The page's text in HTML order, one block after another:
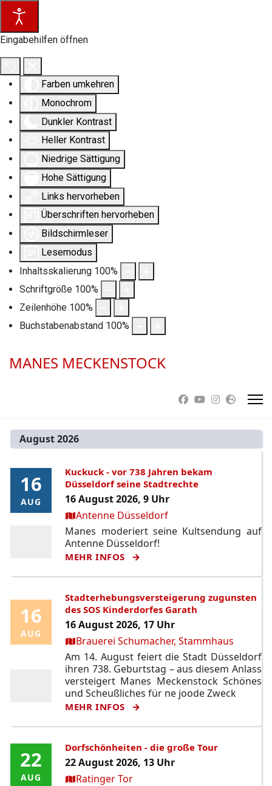
Eingabehilfen öffnen
Farben umkehren
Monochrom
Dunkler Kontrast
Heller Kontrast
Niedrige Sättigung
Hohe Sättigung
Links hervorheben
Überschriften hervorheben
Bildschirmleser
Lesemodus
Inhaltsskalierung 100%
Schriftgröße 100%
Zeilenhöhe 100%
Buchstabenabstand 100%
MANES MECKENSTOCK
August 2026
16
AUG
16
AUG
Kuckuck - vor 738 Jahren bekam
Düsseldorf seine Stadtrechte
16 August 2026, 9 Uhr
Ort:Antenne Düsseldorf
Manes moderiert seine Kultsendung auf
Antenne Düsseldorf!
MEHR INFOS
16
AUG
16
AUG
Stadterhebungsversteigerung zugunsten
des SOS Kinderdorfes Garath
16 August 2026, 17 Uhr
Ort:Brauerei Schumacher, Stammhaus
Am 14. August feiert die Stadt Düsseldorf
ihren 738. Geburtstag – aus diesem Anlass
versteigert Manes Meckenstock Schönes
und Scheußliches für ne joode Zweck
MEHR INFOS
22
AUG
22
AUG
Dorfschönheiten - die große Tour
22 August 2026, 13 Uhr
Ort:Ratinger Tor